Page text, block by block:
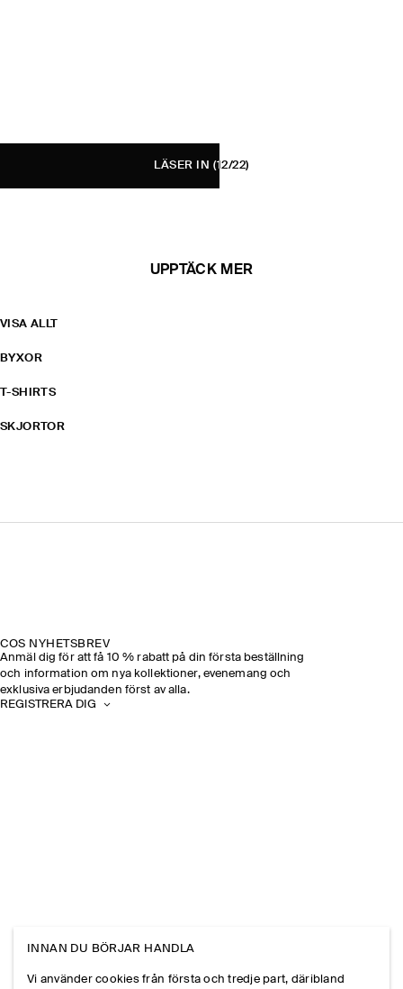
LÄSER IN (12/22)
UPPTÄCK MER
VISA ALLT
BYXOR
T-SHIRTS
SKJORTOR
COS NYHETSBREV
Anmäl dig för att få 10 % rabatt på din första beställning
och information om nya kollektioner, evenemang och
exklusiva erbjudanden först av alla.
REGISTRERA DIG
INNAN DU BÖRJAR HANDLA
Vi använder cookies från första och tredje part, däribland